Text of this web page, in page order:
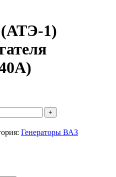
(АТЭ-1)
Генераторы ВАЗ